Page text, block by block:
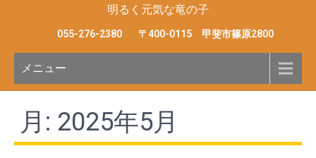
明るく元気な竜の子
055-276-2380 〒400-0115 甲斐市篠原2800
メニュー
月: 2025年5月